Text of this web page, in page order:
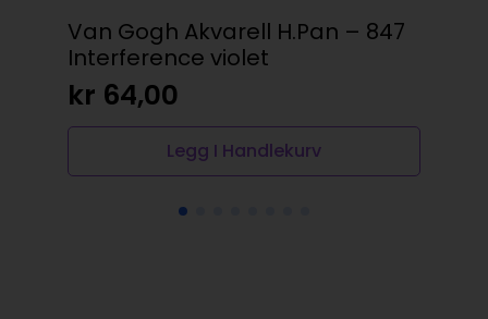
Van Gogh Akvarell H.Pan – 847
Interference violet
kr 64,00
Legg I Handlekurv